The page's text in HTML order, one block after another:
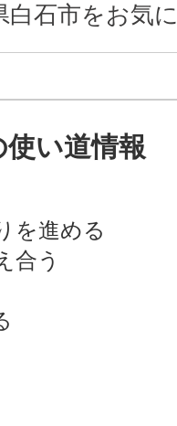
白石市をお気
い道情報
を進める
合う